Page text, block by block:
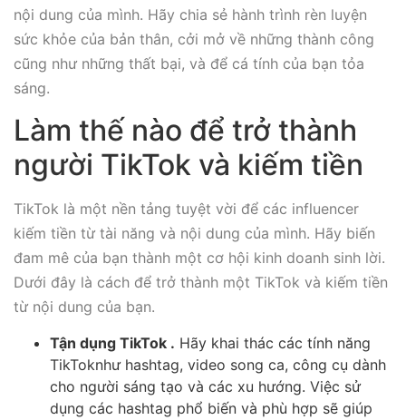
nội dung của mình. Hãy chia sẻ hành trình rèn luyện
sức khỏe của bản thân, cởi mở về những thành công
cũng như những thất bại, và để cá tính của bạn tỏa
sáng.
Làm thế nào để trở thành
người TikTok và kiếm tiền
TikTok là một nền tảng tuyệt vời để các influencer
kiếm tiền từ tài năng và nội dung của mình. Hãy biến
đam mê của bạn thành một cơ hội kinh doanh sinh lời.
Dưới đây là cách để trở thành một TikTok và kiếm tiền
từ nội dung của bạn.
Tận dụng TikTok . Hãy khai thác các tính năng
TikToknhư hashtag, video song ca, công cụ dành
cho người sáng tạo và các xu hướng. Việc sử
dụng các hashtag phổ biến và phù hợp sẽ giúp